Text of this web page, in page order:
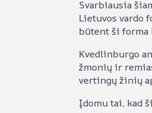
Svarbiausia
Lietuvos vardo
būtent ši forma
Kvedlinburgo
žmonių ir
vertingų žinių
Įdomu tai, kad